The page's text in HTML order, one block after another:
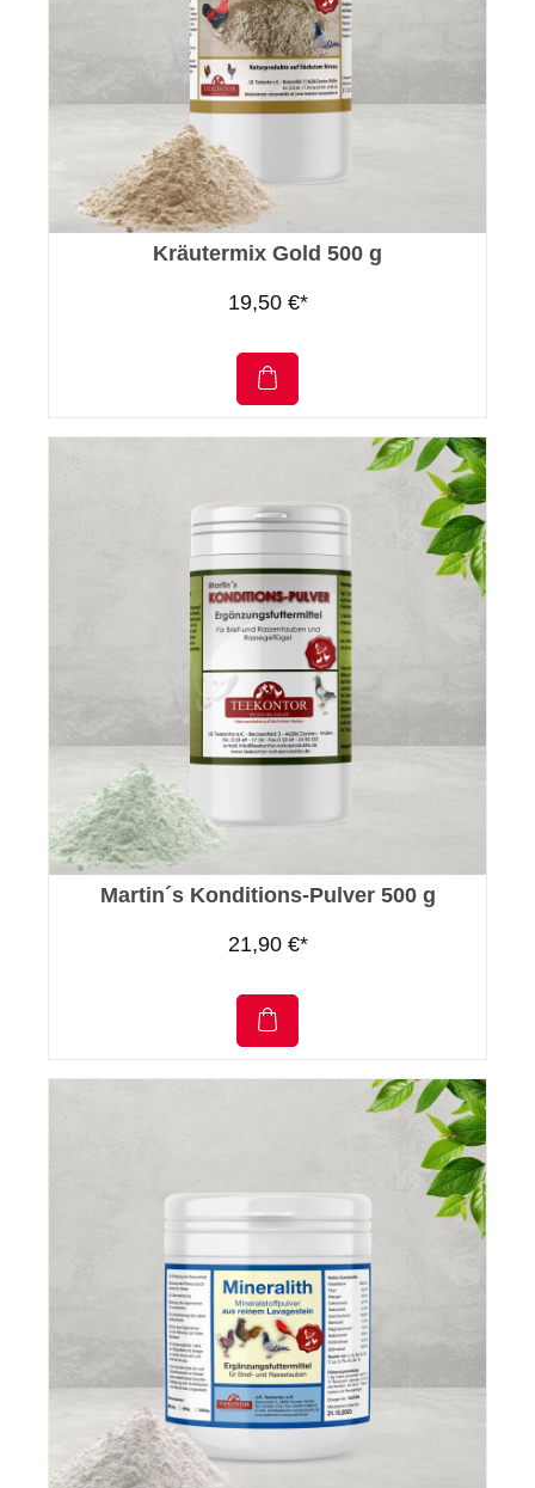
Kräutermix Gold 500 g
19,50 €*
Martin´s Konditions-Pulver 500 g
21,90 €*